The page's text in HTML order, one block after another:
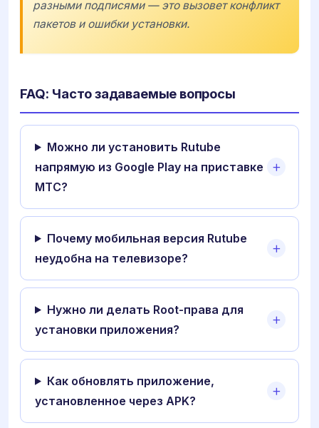
разными подписями — это вызовет конфликт
пакетов и ошибки установки.
FAQ: Часто задаваемые вопросы
Можно ли установить Rutube
напрямую из Google Play на приставке
МТС?
Почему мобильная версия Rutube
неудобна на телевизоре?
Нужно ли делать Root-права для
установки приложения?
Как обновлять приложение,
установленное через APK?